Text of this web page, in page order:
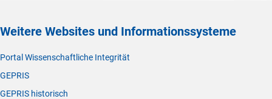
Weitere Websites und Informationssysteme
Portal Wissenschaftliche Integrität
GEPRIS
GEPRIS historisch